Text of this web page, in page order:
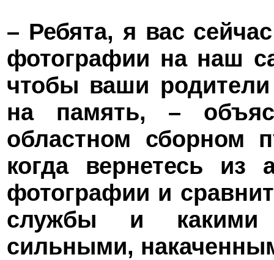
– Ребята, я вас
фотографии на наш
чтобы ваши
на память, –
областном сборном
когда вернетесь из
фотографии и
службы и какими
сильными,